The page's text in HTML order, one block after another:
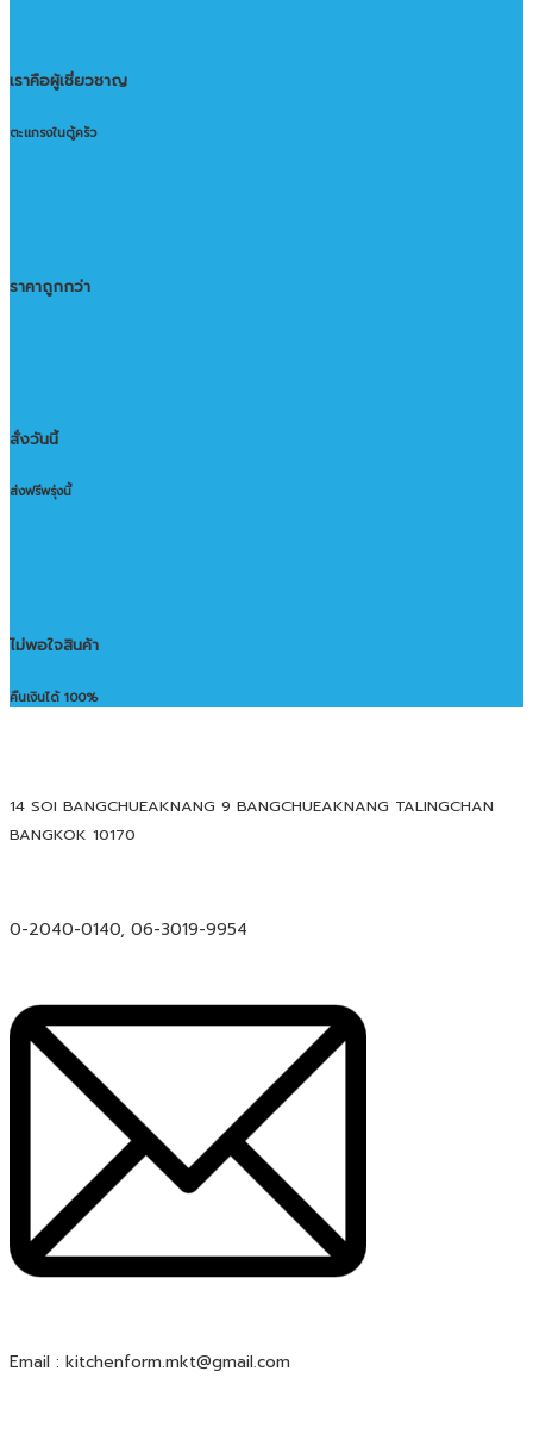
เราคือผู้เชี่ยวชาญ
ตะแกรงในตู้ครัว
ราคาถูกกว่า
สั่งวันนี้
ส่งฟรีพรุ่งนี้
ไม่พอใจสินค้า
คืนเงินได้ 100%
14 SOI BANGCHUEAKNANG 9 BANGCHUEAKNANG TALINGCHAN
BANGKOK 10170
0-2040-0140, 06-3019-9954
Email : kitchenform.mkt@gmail.com